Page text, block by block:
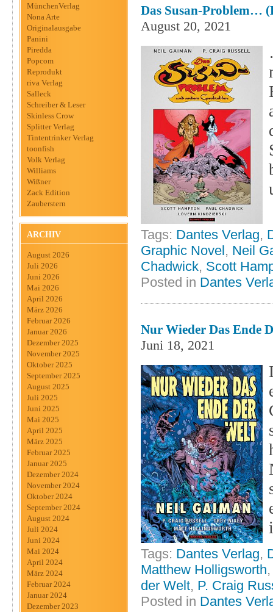
MünchenVerlag
Nona Arte
Originalausgabe
Panini
Piredda
Popcom
Reprodukt
riva Verlag
Salleck
Schreiber & Leser
Skinless Crow
Splitter Verlag
Tintentrinker Verlag
toonfish
Volk Verlag
Williams
Wißner
Zack Edition
Zauberstern
ARCHIV
August 2026
Juli 2026
Juni 2026
Mai 2026
April 2026
März 2026
Februar 2026
Januar 2026
Dezember 2025
November 2025
Oktober 2025
September 2025
August 2025
Juli 2025
Juni 2025
Mai 2025
April 2025
März 2025
Februar 2025
Januar 2025
Dezember 2024
November 2024
Oktober 2024
September 2024
August 2024
Juli 2024
Juni 2024
Mai 2024
April 2024
März 2024
Februar 2024
Januar 2024
Dezember 2023
Das Susan-Problem…
August 20, 2021
Tags: Dantes Verlag,
Graphic Novel, Neil
Chadwick, Scott
Posted in Dantes
Nur Wieder Das Ende
Juni 18, 2021
Tags: Dantes Verlag,
Matthew Holligsworth
der Welt, P. Craig
Posted in Dantes